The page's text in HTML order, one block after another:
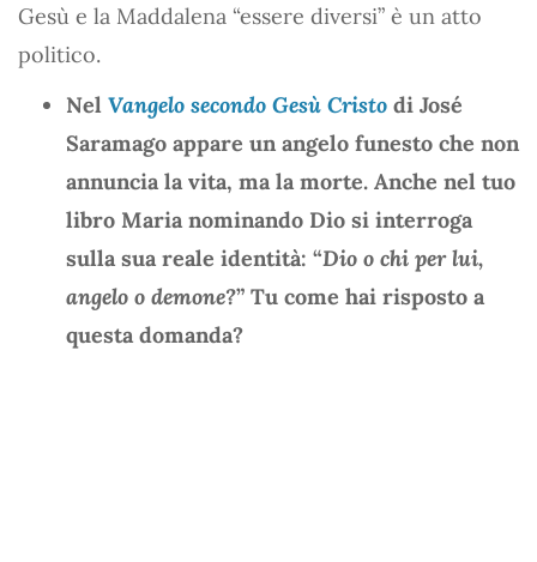
Gesù e la Maddalena “essere diversi” è un atto
politico.
Nel Vangelo secondo Gesù Cristo di José
Saramago appare un angelo funesto che non
annuncia la vita, ma la morte. Anche nel tuo
libro Maria nominando Dio si interroga
sulla sua reale identità: “Dio o chi per lui,
angelo o demone?” Tu come hai risposto a
questa domanda?